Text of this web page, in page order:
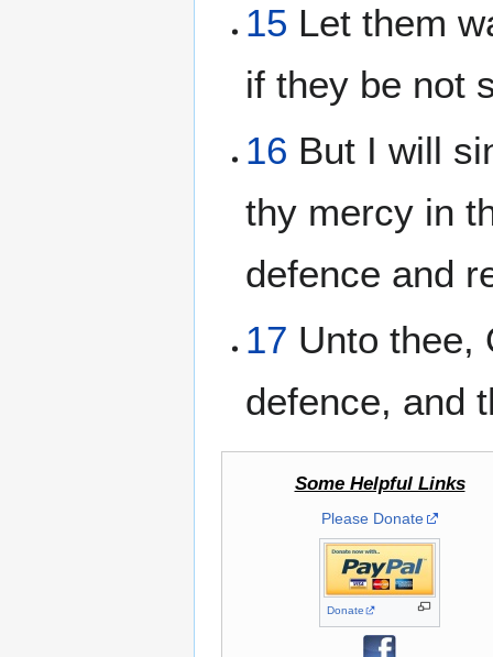
15 Let them
if they be not
16 But I will
thy mercy in
defence and
17 Unto thee,
defence, and
Some Helpful Links
Please Donate
Donate